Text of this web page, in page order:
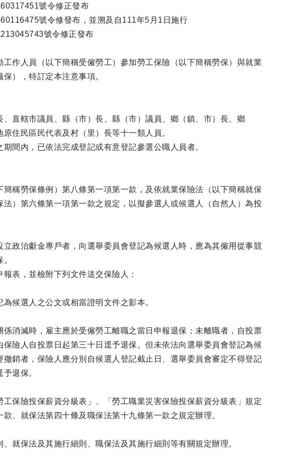
號令修正發布
號令修發布，並溯及自111年5月1日施行
號令修正發布
作人員（以下簡稱受僱勞工）參加勞工保險（以下簡稱勞保）與就業
），特訂定本注意事項。
直轄市議員、縣（市）長、縣（市）議員、鄉（鎮、市）長、鄉
住民區民代表及村（里）長等十一類人員。
間內，已依法完成登記或有意登記參選公職人員者。
稱勞保條例）第八條第一項第一款，及依就業保險法（以下簡稱就保
）第六條第一項第一款之規定，以擬參選人或候選人（自然人）為投
政治獻金專戶者，向選舉委員會登記為候選人時，應為其僱用從事競
表，並檢附下列文件送交保險人：
候選人之公文或相當證明文件之影本。
消滅時，雇主應於受僱勞工離職之當日申報退保；未離職者，自投票
險人自投票日起第三十日逕予退保。但未依法向選舉委員會登記為候
銷者，保險人應分別自候選人登記截止日、選舉委員會審定不得登記
退保。
保險投保薪資分級表」、「勞工職業災害保險投保薪資分級表」規定
、就保法第四十條及職保法第十九條第一款之規定辦理。
就保法及其施行細則、職保法及其施行細則等有關規定辦理。